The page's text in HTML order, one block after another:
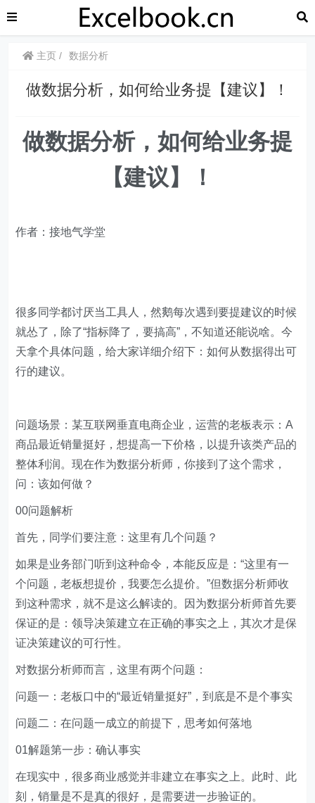
主页 数据分析
​​做数据分析，如何给业务提【建议】！
做数据分析，如何给业务提
【建议】！
作者：接地气学堂
很多同学都讨厌当工具人，然鹅每次遇到要提建议的时候
就怂了，除了“指标降了，要搞高”，不知道还能说啥。今
天拿个具体问题，给大家详细介绍下：如何从数据得出可
行的建议。
问题场景：某互联网垂直电商企业，运营的老板表示：A
商品最近销量挺好，想提高一下价格，以提升该类产品的
整体利润。现在作为数据分析师，你接到了这个需求，
问：该如何做？
00问题解析
首先，同学们要注意：这里有几个问题？
如果是业务部门听到这种命令，本能反应是：“这里有一
个问题，老板想提价，我要怎么提价。”但数据分析师收
到这种需求，就不是这么解读的。因为数据分析师首先要
保证的是：领导决策建立在正确的事实之上，其次才是保
证决策建议的可行性。
对数据分析师而言，这里有两个问题：
问题一：老板口中的“最近销量挺好”，到底是不是个事实
问题二：在问题一成立的前提下，思考如何落地
01解题第一步：确认事实
在现实中，很多商业感觉并非建立在事实之上。此时、此
刻，销量是不是真的很好，是需要进一步验证的。